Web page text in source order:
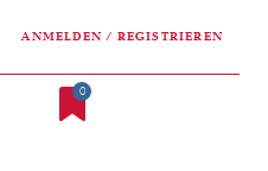
ANMELDEN / REGISTRIEREN
0